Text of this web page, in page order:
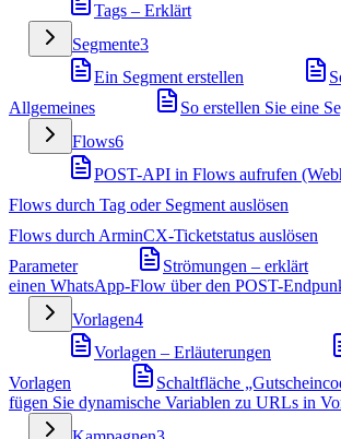
Tags – Erklärt
Segmente3
Ein Segment erstellen
Allgemeines
So erstellen Sie eine
Flows6
POST-API in Flows aufrufen
Flows durch Tag oder Segment auslösen
Flows durch ArminCX-Ticketstatus auslösen
Parameter
Strömungen – erklärt
einen WhatsApp-Flow über den POST-
Vorlagen4
Vorlagen – Erläuterungen
Vorlagen
Schaltfläche
fügen Sie dynamische Variablen zu URLs in